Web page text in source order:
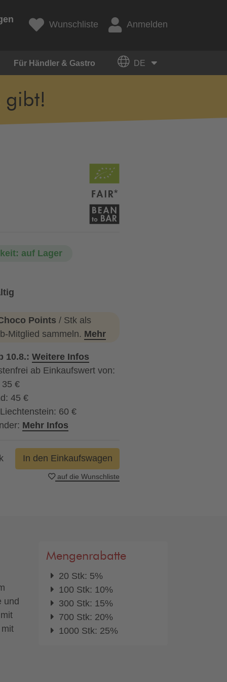
Wunschliste Anmelden
Für Händler & Gastro DE
gibt!
auf Lager
Points / Stk als
Mitglied sammeln. Mehr
10.8.: Weitere Infos
ab Einkaufswert von:
35 €
45 €
60 €
Mehr Infos
In den Einkaufswagen
auf die Wunschliste
und
Mengenrabatte
20 Stk: 5%
100 Stk: 10%
300 Stk: 15%
700 Stk: 20%
1000 Stk: 25%